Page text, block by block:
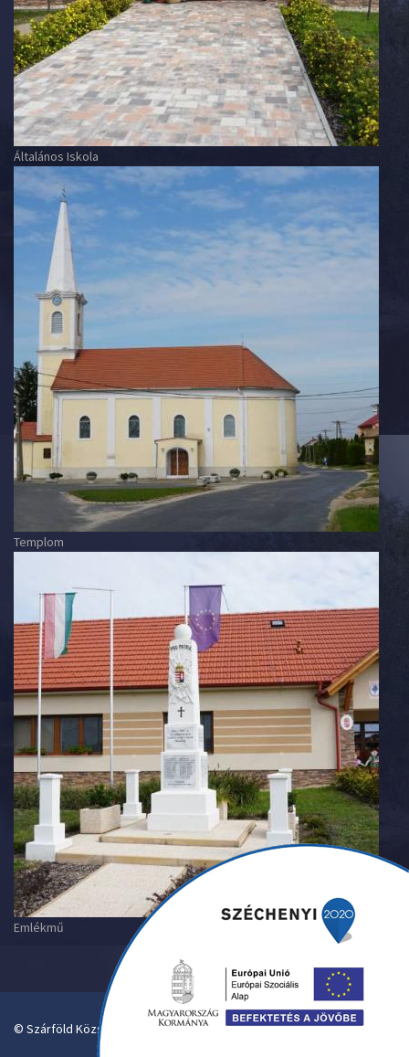
Általános Iskola
Templom
Emlékmű
© Szárföld Község Önkormányzata. Designed By Pantelics.hu